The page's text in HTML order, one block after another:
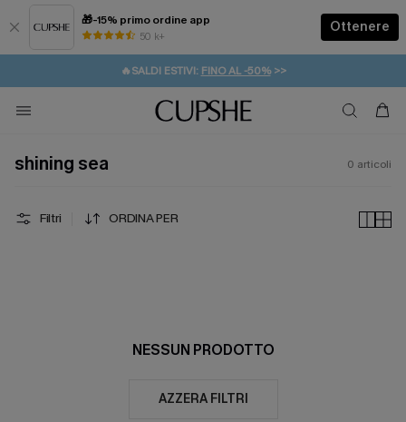
🎁-15% primo ordine app
50 k+
Ottenere
⚡️-15% SUGLI ESSENZIALI DA VACANZA | ACQUISTA
🔥SALDI ESTIVI: FINO AL -50%>>
🚚SPEDIZIONE GRATUITA DA 49€
💌REGALO PER I NUOVI: 20% DI SCONTO*
shining sea 0 articoli
Filtri ORDINA PER
NESSUN PRODOTTO
AZZERA FILTRI